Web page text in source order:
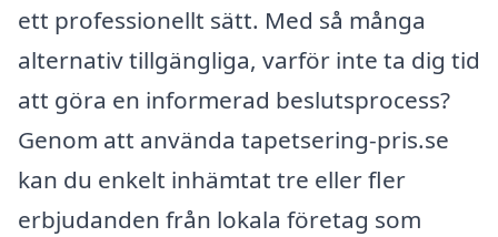
ett professionellt sätt. Med så många
alternativ tillgängliga, varför inte ta dig tid
att göra en informerad beslutsprocess?
Genom att använda tapetsering-pris.se
kan du enkelt inhämtat tre eller fler
erbjudanden från lokala företag som